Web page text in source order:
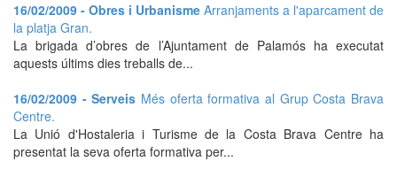
16/02/2009 - Obres i Urbanisme Arranjaments a l'aparcament de
la platja Gran.
La brigada d’obres de l’Ajuntament de Palamós ha executat
aquests últims dies treballs de...
16/02/2009 - Serveis Més oferta formativa al Grup Costa Brava
Centre.
La Unió d'Hostaleria i Turisme de la Costa Brava Centre ha
presentat la seva oferta formativa per...